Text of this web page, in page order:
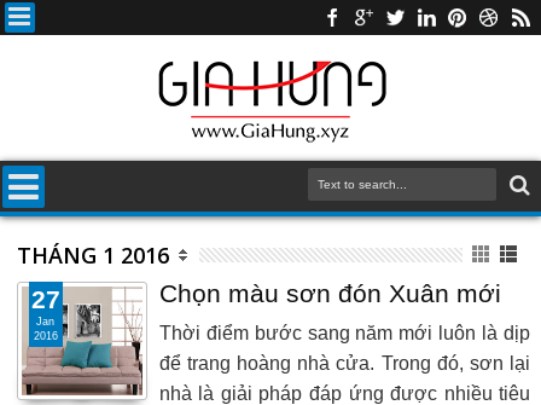
THÁNG 1 2016
Chọn màu sơn đón Xuân mới
Thời điểm bước sang năm mới luôn là dịp
để trang hoàng nhà cửa. Trong đó, sơn lại
nhà là giải pháp đáp ứng được nhiều tiêu
27
Jan
2016